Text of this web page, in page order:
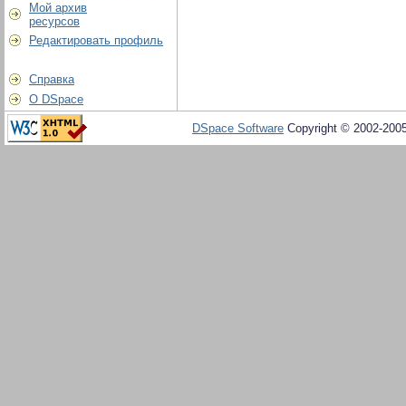
Мой архив
ресурсов
Редактировать профиль
Справка
О DSpace
DSpace Software Copyright © 2002-